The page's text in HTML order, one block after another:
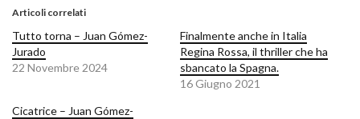
Articoli correlati
Tutto torna – Juan Gómez-
Jurado
22 Novembre 2024
Finalmente anche in Italia
Regina Rossa, il thriller che ha
sbancato la Spagna.
16 Giugno 2021
Cicatrice – Juan Gómez-